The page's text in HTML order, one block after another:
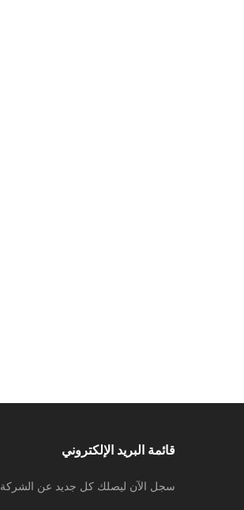
قائمة البريد الإلكتروني
سجل الآن ليصلك كل جديد عن الشركة